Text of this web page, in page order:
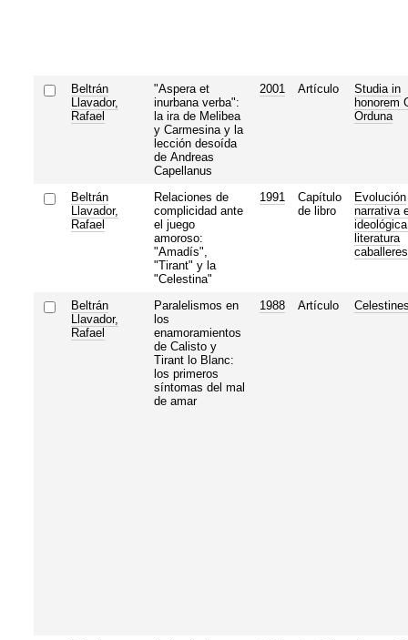
Beltrán
Llavador,
Rafael
"Aspera et
inurbana verba":
la ira de Melibea
y Carmesina y la
lección desoída
de Andreas
Capellanus
2001 Artículo
Studia in
honorem
Orduna
Beltrán
Llavador,
Rafael
Relaciones de
complicidad ante
el juego
amoroso:
"Amadís",
"Tirant" y la
"Celestina"
1991
Capítulo
de libro
Evolución
narrativa
literatura
Beltrán
Llavador,
Rafael
Paralelismos en
los
enamoramientos
de Calisto y
Tirant lo Blanc:
los primeros
síntomas del mal
de amar
1988 Artículo